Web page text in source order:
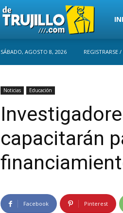
SÁBADO, AGOSTO 8, 2026 REGISTRARSE
Noticias Educación
capacitarán
Facebook Pinterest